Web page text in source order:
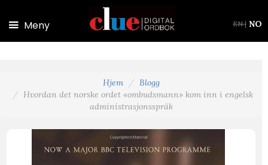
Meny EN| NO
Hjem
Blogg
Hvordan det norske ordet «ombudsmann» kom inn i engelsk
administrasjonsspråk